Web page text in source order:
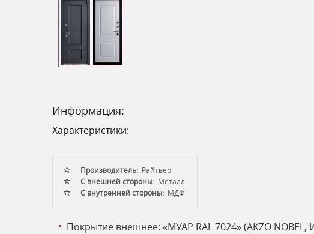
Информация:
Характеристики:
Производитель: Райтвер
С внешней стороны: Металл
С внутренней стороны: МДФ
Покрытие внешнее: «МУАР RAL 7024» (AKZO NOBEL,